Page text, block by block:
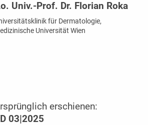
Univ.-Prof. Dr. Florian Roka
für Dermatologie,
Universität Wien
erschienen:
03|2025